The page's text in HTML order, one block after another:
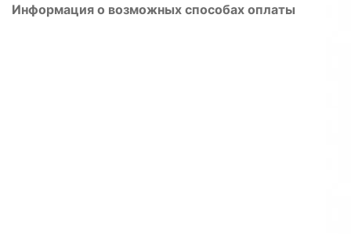
Информация о возможных способах оплаты